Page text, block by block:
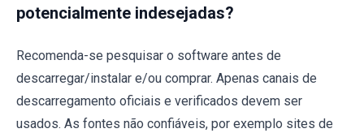
potencialmente indesejadas?
Recomenda-se pesquisar o software antes de
descarregar/instalar e/ou comprar. Apenas canais de
descarregamento oficiais e verificados devem ser
usados. As fontes não confiáveis, por exemplo sites de